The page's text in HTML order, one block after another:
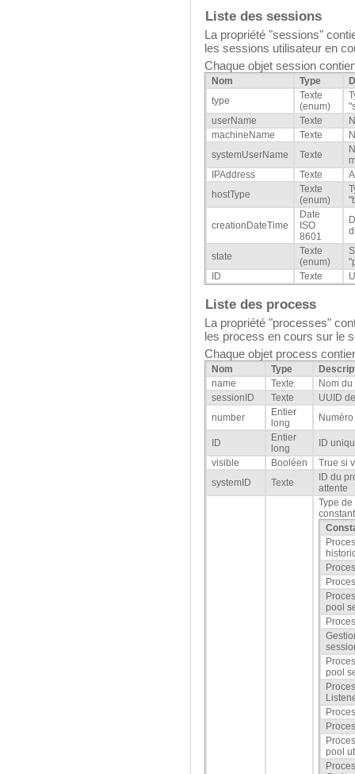
Liste des sessions
La propriété "sessions"
les sessions utilisateur en
Chaque objet session
Nom Type
type
Texte
(enum)
userName
Texte
machineName
Texte
systemUserName
Texte
IPAddress
Texte
hostType
Texte
(enum)
creationDateTime
Date
ISO
8601
state
Texte
(enum)
ID
Texte
Liste des process
La propriété "processes"
les process en cours sur le
Chaque objet process
Nom Type
name
Texte
Nom
sessionID
Texte
UUID
number
Entier
long
ID
Entier
long
ID
visible
Booléen
True si
systemID
Texte
ID du
attente
Type
pool
pool
pool